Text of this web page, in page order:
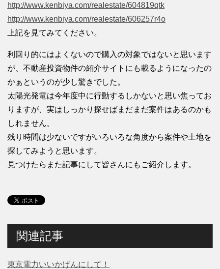
http://www.kenbiya.com/realestate/604819qtk
http://www.kenbiya.com/realestate/606257r4o
上記を見てみてください。
利回り的にはよくないので購入の対象ではないと思います
が、不動産投資物件の紹介サイトにも載るようになったの
かぁというのが少し驚きでした。
太陽光発電は今年度中に行動するしかないと思い焦ってお
りますが、実はしっかり探せばまだまだ案件はあるのかも
しれません。
残り時間は少ないですがいろいろな角度から案件や土地を
探してみようと思います。
見つけたらまた記事にして皆さんにもご紹介します。
関連記事
東京電力いいかげんにして！